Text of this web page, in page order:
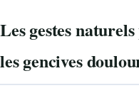
Les gestes
les gencives